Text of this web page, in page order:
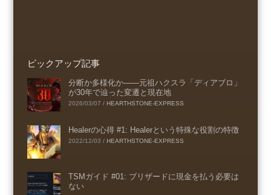
ピックアップ記事
分断か多様化か――元祖ハクスラ「ディアブロ」
が30年で辿った変遷と現在地
2026/03/07 / HEARTHSTONE-EXPRESS
Healerの心得 #1: Healerという特殊な役割の特徴
2022/12/03 / HEARTHSTONE-EXPRESS
TSMガイド #01: ブリザードに現金を払う必要は
ない